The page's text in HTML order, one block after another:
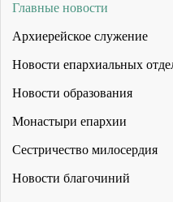
Главные новости
Архиерейское служение
Новости епархиальных
Новости образования
Монастыри епархии
Сестричество милосердия
Новости благочиний